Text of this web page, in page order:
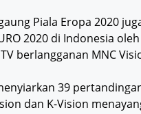
Piala Eropa 2020
2020 di Indonesia
berlangganan MNC
39
dan K-Vision